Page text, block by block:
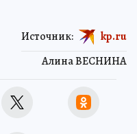
Алина ВЕСНИНА
Источник: kp.ru